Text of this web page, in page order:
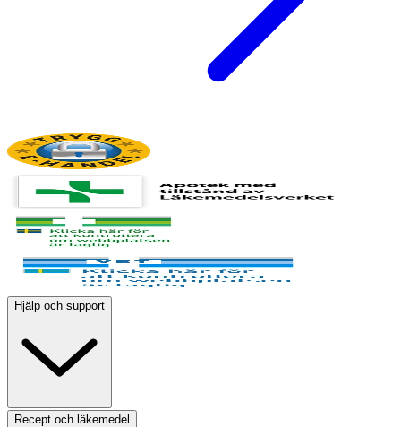
Hjälp och support
Recept och läkemedel